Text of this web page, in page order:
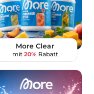
More Clear
mit 20%Rabatt